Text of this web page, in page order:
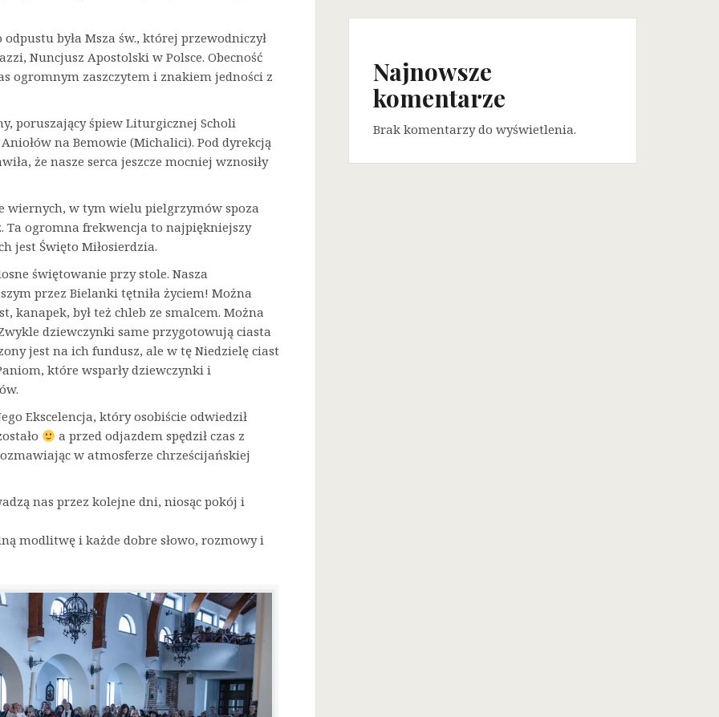
była Msza św., której przewodniczył
Nuncjusz Apostolski w Polsce. Obecność
ogromnym zaszczytem i znakiem jedności z
poruszający śpiew Liturgicznej Scholi
na Bemowie (Michalici). Pod dyrekcją
że nasze serca jeszcze mocniej wznosiły
wiernych, w tym wielu pielgrzymów spoza
Ta ogromna frekwencja to najpiękniejszy
jest Święto Miłosierdzia.
świętowanie przy stole. Nasza
przez Bielanki tętniła życiem! Można
kanapek, był też chleb ze smalcem. Można
dziewczynki same przygotowują ciasta
jest na ich fundusz, ale w tę Niedzielę ciast
które wsparły dziewczynki i
Ekscelencja, który osobiście odwiedził
a przed odjazdem spędził czas z
w atmosferze chrześcijańskiej
nas przez kolejne dni, niosąc pokój i
modlitwę i każde dobre słowo, rozmowy i
Najnowsze
komentarze
Brak komentarzy do wyświetlenia.